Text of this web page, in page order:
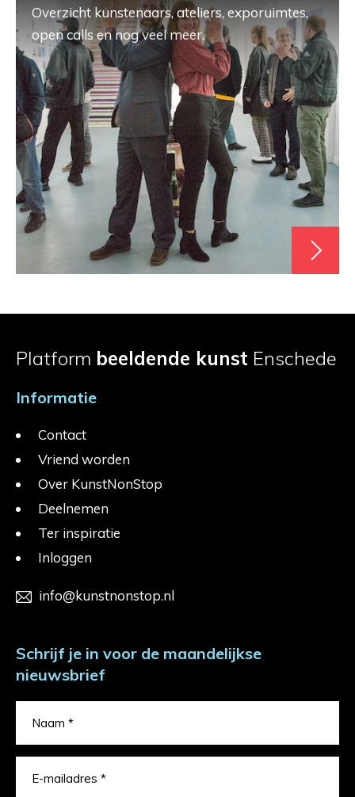
Overzicht kunstenaars, ateliers, exporuimtes,
open calls en nog veel meer.
Platform beeldende kunst Enschede
Informatie
Contact
Vriend worden
Over KunstNonStop
Deelnemen
Ter inspiratie
Inloggen
info@kunstnonstop.nl
Schrijf je in voor de maandelijkse
nieuwsbrief